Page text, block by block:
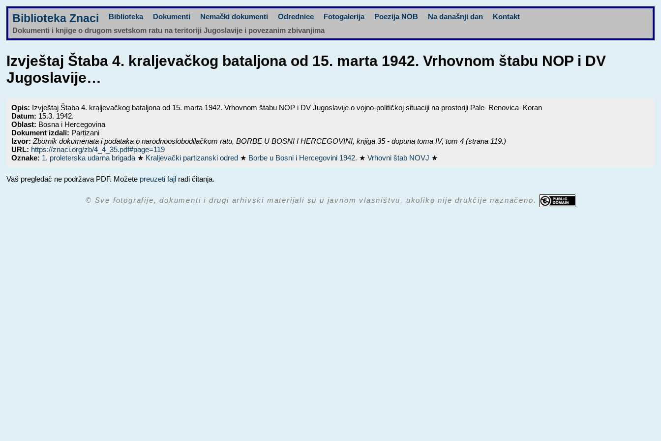
Biblioteka Znaci Biblioteka Dokumenti Nemački dokumenti Odrednice Fotogalerija Poezija NOB Na današnji dan
Kontakt
Dokumenti i knjige o drugom svetskom ratu na teritoriji Jugoslavije i povezanim zbivanjima
Izvještaj Štaba 4. kraljevačkog bataljona od 15. marta 1942. Vrhovnom štabu NOP i DV
Jugoslavije…
Opis: Izvještaj Štaba 4. kraljevačkog bataljona od 15. marta 1942. Vrhovnom štabu NOP i DV Jugoslavije o vojno-političkoj situaciji na prostoriji Pale–Renovica–Koran
Datum: 15.3. 1942.
Oblast: Bosna i Hercegovina
Dokument izdali: Partizani
Izvor: Zbornik dokumenata i podataka o narodnooslobodilačkom ratu,BORBE U BOSNI I HERCEGOVINI, knjiga 35 - dopuna toma IV, tom 4 (strana 119.)
URL: https://znaci.org/zb/4_4_35.pdf#page=119
Oznake: 1. proleterska udarna brigada ★ Kraljevački partizanski odred ★ Borbe u Bosni i Hercegovini 1942. ★Vrhovni štab NOVJ ★
Vaš pregledač ne podržava PDF. Možete preuzeti fajl radi čitanja.
© Sve fotografije, dokumenti i drugi arhivski materijali su u javnom vlasništvu, ukoliko nije drukčije naznačeno.